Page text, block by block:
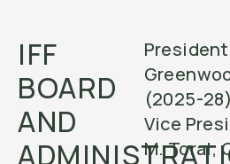
IFF
BOARD
AND
(2025-28)
Vice
M. Toral,